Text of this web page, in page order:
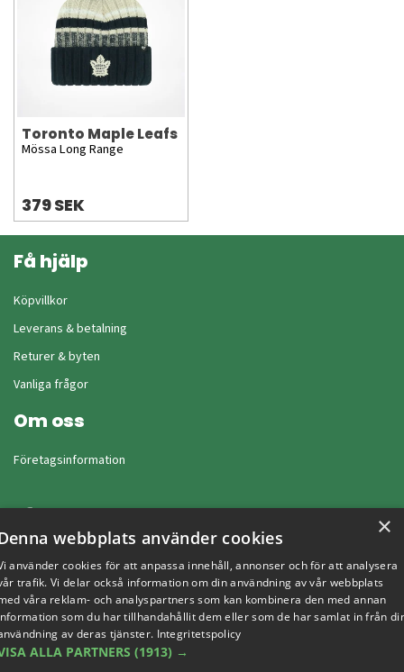
Toronto Maple Leafs
Mössa Long Range
379 SEK
Få hjälp
Köpvillkor
Leverans & betalning
Returer & byten
Vanliga frågor
Om oss
Företagsinformation
×
webbplats använder cookies
använder cookies för att anpassa innehåll, annonser och för att analysera
trafik. Vi delar också information om din användning av vår webbplats
våra reklam- och analyspartners som kan kombinera den med annan
som du har tillhandahållit dem eller som de har samlat in från
av deras tjänster. Integritetspolicy
ALLA PARTNERS (1913) →